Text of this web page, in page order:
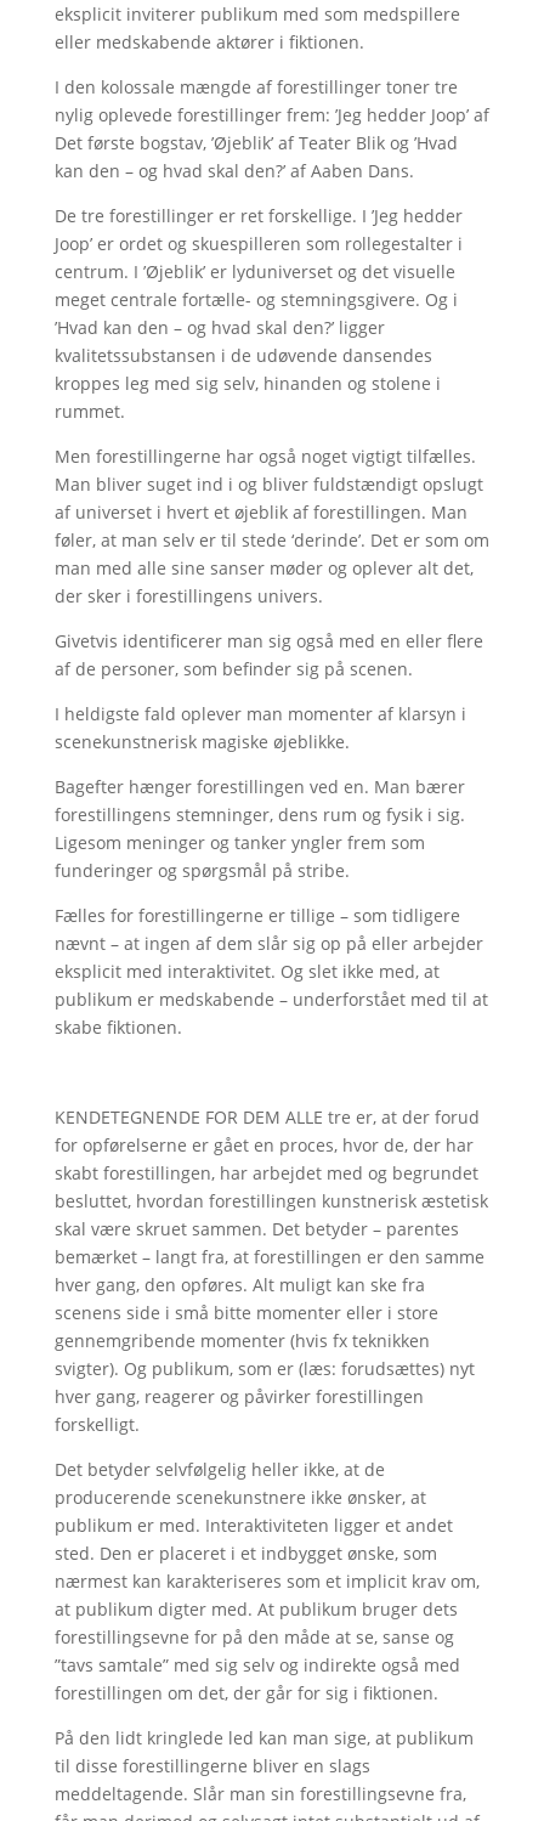
eksplicit inviterer publikum med som medspillere
eller medskabende aktører i fiktionen.
I den kolossale mængde af forestillinger toner tre
nylig oplevede forestillinger frem: ’Jeg hedder Joop’ af
Det første bogstav, ’Øjeblik’ af Teater Blik og ’Hvad
kan den – og hvad skal den?’ af Aaben Dans.
De tre forestillinger er ret forskellige. I ’Jeg hedder
Joop’ er ordet og skuespilleren som rollegestalter i
centrum. I ’Øjeblik’ er lyduniverset og det visuelle
meget centrale fortælle- og stemningsgivere. Og i
’Hvad kan den – og hvad skal den?’ ligger
kvalitetssubstansen i de udøvende dansendes
kroppes leg med sig selv, hinanden og stolene i
rummet.
Men forestillingerne har også noget vigtigt tilfælles.
Man bliver suget ind i og bliver fuldstændigt opslugt
af universet i hvert et øjeblik af forestillingen. Man
føler, at man selv er til stede ‘derinde’. Det er som om
man med alle sine sanser møder og oplever alt det,
der sker i forestillingens univers.
Givetvis identificerer man sig også med en eller flere
af de personer, som befinder sig på scenen.
I heldigste fald oplever man momenter af klarsyn i
scenekunstnerisk magiske øjeblikke.
Bagefter hænger forestillingen ved en. Man bærer
forestillingens stemninger, dens rum og fysik i sig.
Ligesom meninger og tanker yngler frem som
funderinger og spørgsmål på stribe.
Fælles for forestillingerne er tillige – som tidligere
nævnt – at ingen af dem slår sig op på eller arbejder
eksplicit med interaktivitet. Og slet ikke med, at
publikum er medskabende – underforstået med til at
skabe fiktionen.
KENDETEGNENDE FOR DEM ALLE tre er, at der forud
for opførelserne er gået en proces, hvor de, der har
skabt forestillingen, har arbejdet med og begrundet
besluttet, hvordan forestillingen kunstnerisk æstetisk
skal være skruet sammen. Det betyder – parentes
bemærket – langt fra, at forestillingen er den samme
hver gang, den opføres. Alt muligt kan ske fra
scenens side i små bitte momenter eller i store
gennemgribende momenter (hvis fx teknikken
svigter). Og publikum, som er (læs: forudsættes) nyt
hver gang, reagerer og påvirker forestillingen
forskelligt.
Det betyder selvfølgelig heller ikke, at de
producerende scenekunstnere ikke ønsker, at
publikum er med. Interaktiviteten ligger et andet
sted. Den er placeret i et indbygget ønske, som
nærmest kan karakteriseres som et implicit krav om,
at publikum digter med. At publikum bruger dets
forestillingsevne for på den måde at se, sanse og
”tavs samtale” med sig selv og indirekte også med
forestillingen om det, der går for sig i fiktionen.
På den lidt kringlede led kan man sige, at publikum
til disse forestillingerne bliver en slags
meddeltagende. Slår man sin forestillingsevne fra,